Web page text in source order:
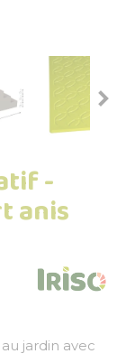

-
anis
jardin avec